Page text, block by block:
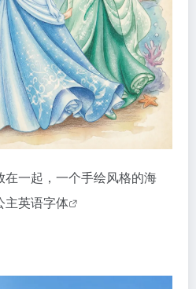
在一起，一个手绘风格的海
主英语字体